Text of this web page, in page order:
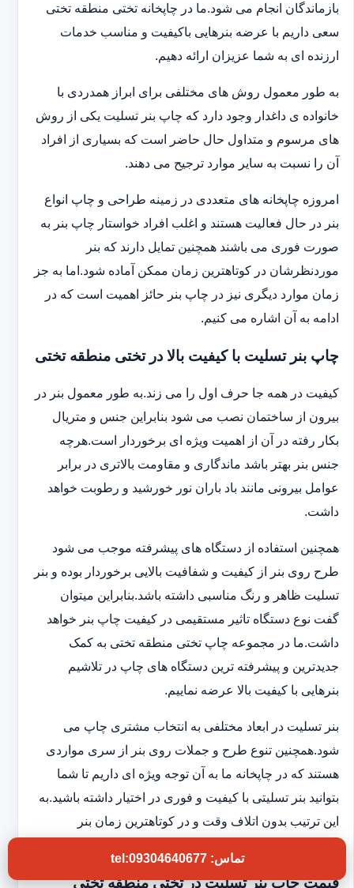
بازماندگان انجام می شود.ما در چاپخانه تختی منطقه تختی
سعی داریم با عرضه بنرهایی باکیفیت و مناسب خدمات
ارزنده ای به شما عزیزان ارائه دهیم.
به طور معمول روش های مختلفی برای ابراز همدردی با
خانواده ی داغدار وجود دارد که چاپ بنر تسلیت یکی از روش
های مرسوم و متداول حال حاضر است که بسیاری از افراد
آن را نسبت به سایر موارد ترجیح می دهند.
امروزه چاپخانه های متعددی در زمینه طراحی و چاپ انواع
بنر در حال فعالیت هستند و اغلب افراد خواستار چاپ بنر به
صورت فوری می باشند همچنین تمایل دارند که بنر
موردنظرشان در کوتاهترین زمان ممکن آماده شود.اما به جز
زمان موارد دیگری نیز در چاپ بنر حائز اهمیت است که در
ادامه به آن اشاره می کنیم.
چاپ بنر تسلیت با کیفیت بالا در تختی منطقه تختی
کیفیت در همه جا حرف اول را می زند.به طور معمول بنر در
بیرون از ساختمان نصب می شود بنابراین جنس و متریال
بکار رفته در آن از اهمیت ویژه ای برخوردار است.هرچه
جنس بنر بهتر باشد ماندگاری و مقاومت بالاتری در برابر
عوامل بیرونی مانند باد باران نور خورشید و رطوبت خواهد
داشت.
همچنین استفاده از دستگاه های پیشرفته موجب می شود
طرح روی بنر از کیفیت و شفافیت بالایی برخوردار بوده و بنر
تسلیت ظاهر و رنگ مناسبی داشته باشد.بنابراین میتوان
گفت نوع دستگاه تاثیر مستقیمی در کیفیت چاپ بنر خواهد
داشت.ما در مجموعه چاپ تختی منطقه تختی به کمک
جدیدترین و پیشرفته ترین دستگاه های چاپ در تلاشیم
بنرهایی با کیفیت بالا عرضه نماییم.
بنر تسلیت در ابعاد مختلفی به انتخاب مشتری چاپ می
شود.همچنین تنوع طرح و جملات روی بنر از سری مواردی
هستند که در چاپخانه ما به آن توجه ویژه ای داریم تا شما
بتوانید بنر تسلیتی با کیفیت و فوری در اختیار داشته باشید.به
این ترتیب بدون اتلاف وقت و در کوتاهترین زمان بنر
قیمت چاپ بنر تسلیت در تختی منطقه تختی
تماس: tel:09304640677